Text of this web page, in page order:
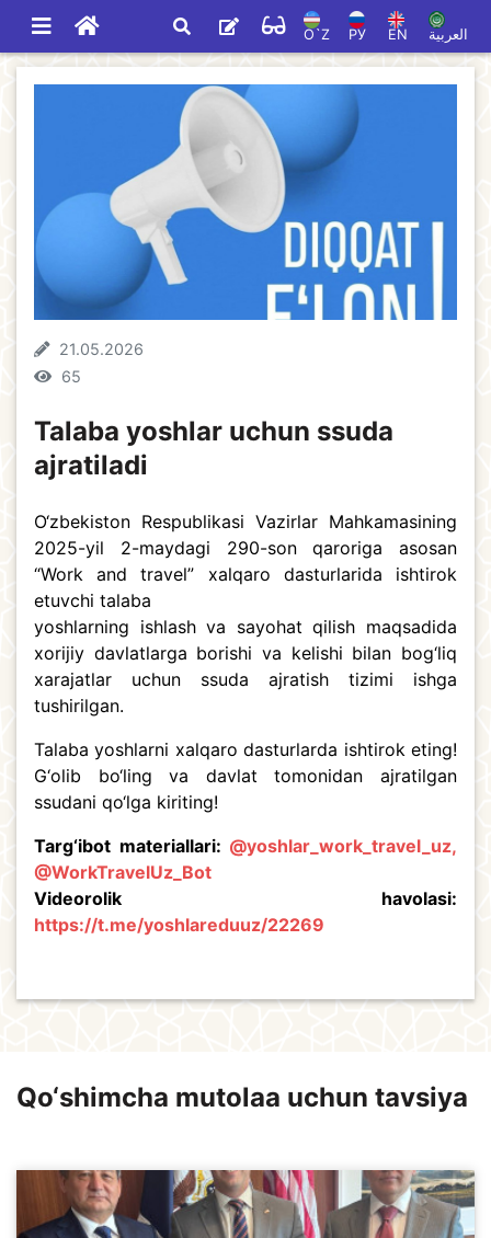
O`Z РУ EN العربية
21.05.2026
65
Talaba yoshlar uchun ssuda
ajratiladi
O‘zbekiston Respublikasi Vazirlar Mahkamasining
2025-yil 2-maydagi 290-son qaroriga asosan
“Work and travel” xalqaro dasturlarida ishtirok
etuvchi talaba
yoshlarning ishlash va sayohat qilish maqsadida
xorijiy davlatlarga borishi va kelishi bilan bog‘liq
xarajatlar uchun ssuda ajratish tizimi ishga
tushirilgan.
Talaba yoshlarni xalqaro dasturlarda ishtirok eting!
G‘olib bo‘ling va davlat tomonidan ajratilgan
ssudani qo‘lga kiriting!
Targ‘ibot materiallari: @yoshlar_work_travel_uz,
@WorkTravelUz_Bot
Videorolik havolasi:
https://t.me/yoshlareduuz/22269
Qo‘shimcha mutolaa uchun tavsiya